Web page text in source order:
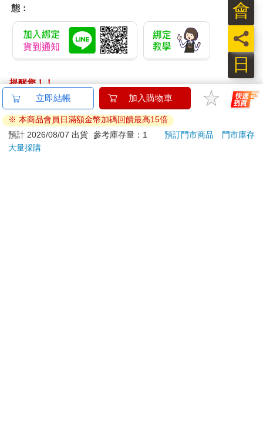
以為身外之物會讓人快樂是一種不實的盼望。希臘人認為，身外
之物是「神祇送來的可疑贈禮」。實際上，只會有兩種結果：要
麼期盼的事物不會成真，要麼期盼的事物成真了，效果卻轉瞬即
逝。不管是哪種結果，你的狀況都會變得比之前更糟，因為你把
奧斯威辛集中營倖存者、精神科醫師維克多‧ 弗蘭克（Viktor
Frankl）在其著作《向生命說 Yes》（…Trotzdem Ja Zum Leben
Sagen）提到一個極端的例子，一九四四年，據傳同盟國最晚會
在耶誕節解放集中營，但等了幾個月，耶誕節都過去了，軍隊還
是沒有抵達。當時是集中營醫師的弗蘭克回憶，耶誕節到過年期
態：
提醒您！！
金石堂及銀行均不會請您操作ATM! 如接獲電話要求您前往
ATM提款機，請不要聽從指示，以免受騙上當！
退換貨須知：
**提醒您，鑑賞期不等於試用期，退回商品須為全新狀態**
立即結帳 加入購物車
※ 本商品會員日滿額金幣加碼回饋最高15倍
預計 2026/08/07 出貨 參考庫存量：1 預訂門市商品
門市庫存
大量採購
日
員
會